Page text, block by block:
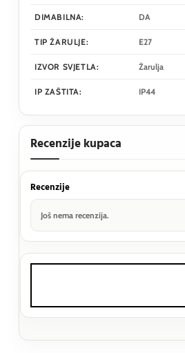
DIMABILNA: DA
TIP ŽARULJE: E27
IZVOR SVJETLA: Žarulja
IP ZAŠTITA: IP44
Recenzije kupaca
Recenzije
Još nema recenzija.